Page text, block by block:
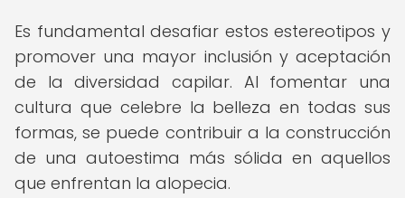
Es fundamental desafiar estos estereotipos y
promover una mayor inclusión y aceptación
de la diversidad capilar. Al fomentar una
cultura que celebre la belleza en todas sus
formas, se puede contribuir a la construcción
de una autoestima más sólida en aquellos
que enfrentan la alopecia.